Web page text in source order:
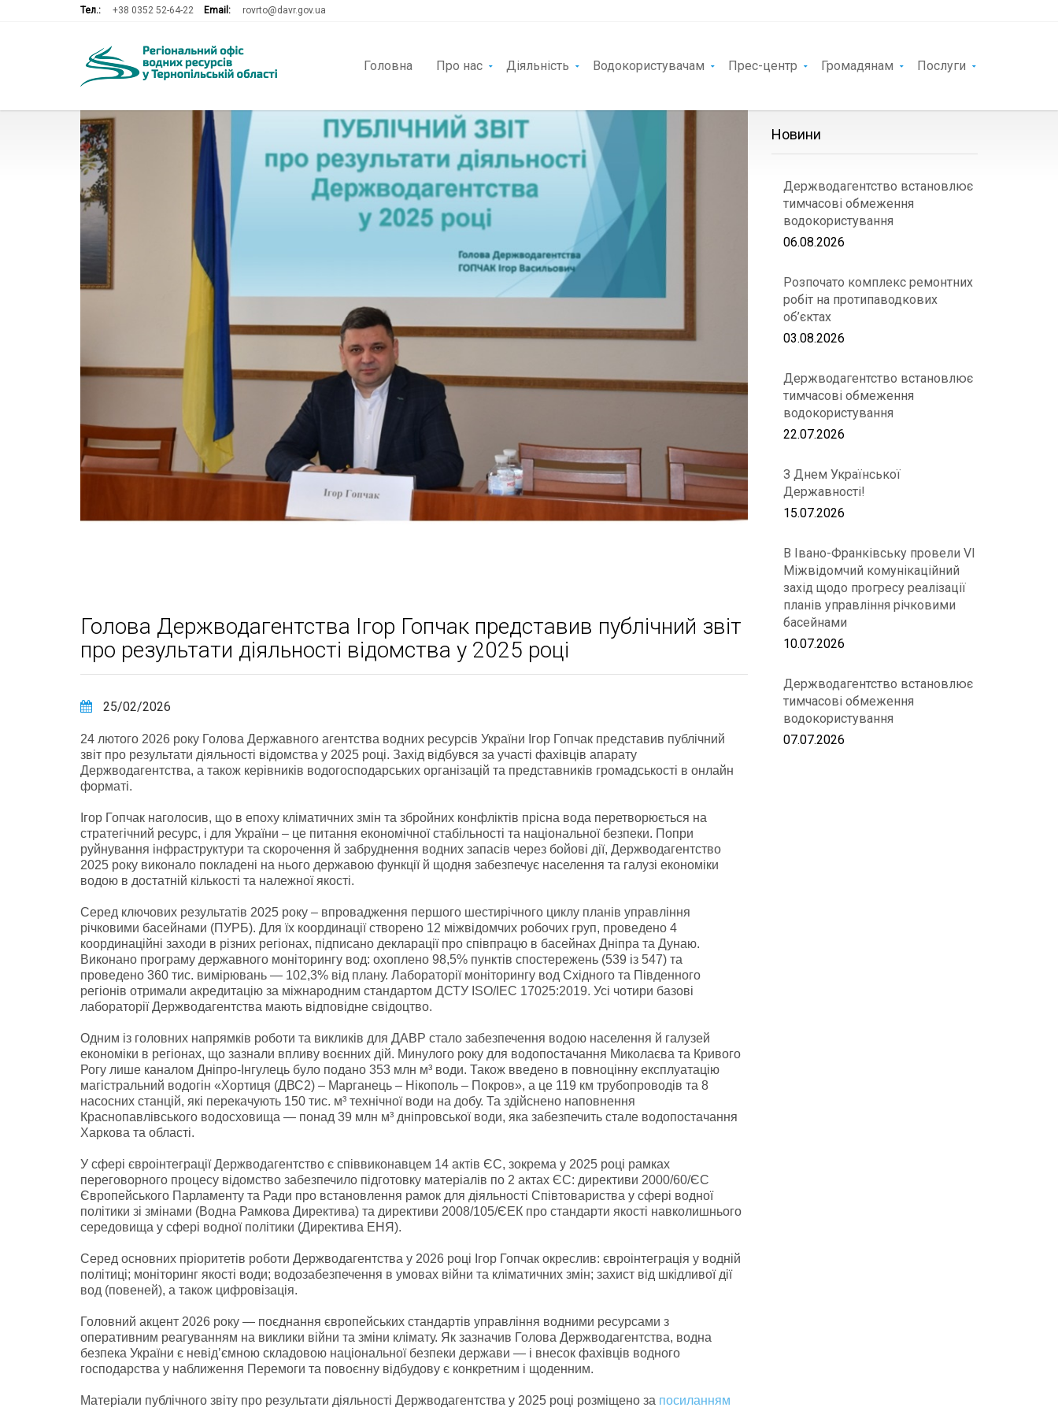
Тел.: +38 0352 52-64-22 Email: rovrto@davr.gov.ua
Головна Про нас Діяльність Водокористувачам Прес-центр Громадянам Послуги
Голова Держводагентства Ігор Гопчак представив публічний звіт
про результати діяльності відомства у 2025 році
25/02/2026
24 лютого 2026 року Голова Державного агентства водних ресурсів України Ігор Гопчак представив публічний
звіт про результати діяльності відомства у 2025 році. Захід відбувся за участі фахівців апарату
Держводагентства, а також керівників водогосподарських організацій та представників громадськості в онлайн
форматі.
Ігор Гопчак наголосив, що в епоху кліматичних змін та збройних конфліктів прісна вода перетворюється на
стратегічний ресурс, і для України – це питання економічної стабільності та національної безпеки. Попри
руйнування інфраструктури та скорочення й забруднення водних запасів через бойові дії, Держводагентство
2025 року виконало покладені на нього державою функції й щодня забезпечує населення та галузі економіки
водою в достатній кількості та належної якості.
Серед ключових результатів 2025 року – впровадження першого шестирічного циклу планів управління
річковими басейнами (ПУРБ). Для їх координації створено 12 міжвідомчих робочих груп, проведено 4
координаційні заходи в різних регіонах, підписано декларації про співпрацю в басейнах Дніпра та Дунаю.
Виконано програму державного моніторингу вод: охоплено 98,5% пунктів спостережень (539 із 547) та
проведено 360 тис. вимірювань — 102,3% від плану. Лабораторії моніторингу вод Східного та Південного
регіонів отримали акредитацію за міжнародним стандартом ДСТУ ISO/IEC 17025:2019. Усі чотири базові
лабораторії Держводагентства мають відповідне свідоцтво.
Одним із головних напрямків роботи та викликів для ДАВР стало забезпечення водою населення й галузей
економіки в регіонах, що зазнали впливу воєнних дій. Минулого року для водопостачання Миколаєва та Кривого
Рогу лише каналом Дніпро-Інгулець було подано 353 млн м³ води. Також введено в повноцінну експлуатацію
магістральний водогін «Хортиця (ДВС2) – Марганець – Нікополь – Покров», а це 119 км трубопроводів та 8
насосних станцій, які перекачують 150 тис. м³ технічної води на добу. Та здійснено наповнення
Краснопавлівського водосховища — понад 39 млн м³ дніпровської води, яка забезпечить стале водопостачання
Харкова та області.
У сфері євроінтеграції Держводагентство є співвиконавцем 14 актів ЄС, зокрема у 2025 році рамках
переговорного процесу відомство забезпечило підготовку матеріалів по 2 актах ЄС: директиви 2000/60/ЄC
Європейського Парламенту та Ради про встановлення рамок для діяльності Співтовариства у сфері водної
політики зі змінами (Водна Рамкова Директива) та директиви 2008/105/ЄЕК про стандарти якості навколишнього
середовища у сфері водної політики (Директива ЕНЯ).
Серед основних пріоритетів роботи Держводагентства у 2026 році Ігор Гопчак окреслив: євроінтеграція у водній
політиці; моніторинг якості води; водозабезпечення в умовах війни та кліматичних змін; захист від шкідливої дії
вод (повеней), а також цифровізація.
Головний акцент 2026 року — поєднання європейських стандартів управління водними ресурсами з
оперативним реагуванням на виклики війни та зміни клімату. Як зазначив Голова Держводагентства, водна
безпека України є невід’ємною складовою національної безпеки держави — і внесок фахівців водного
господарства у наближення Перемоги та повоєнну відбудову є конкретним і щоденним.
Матеріали публічного звіту про результати діяльності Держводагентства у 2025 році розміщено за посиланням
Новини
Держводагентство встановлює
тимчасові обмеження
водокористування
06.08.2026
Розпочато комплекс ремонтних
робіт на протипаводкових
об’єктах
03.08.2026
Держводагентство встановлює
тимчасові обмеження
водокористування
22.07.2026
З Днем Української
Державності!
15.07.2026
В Івано-Франківську провели VІ
Міжвідомчий комунікаційний
захід щодо прогресу реалізації
планів управління річковими
басейнами
10.07.2026
Держводагентство встановлює
тимчасові обмеження
водокористування
07.07.2026